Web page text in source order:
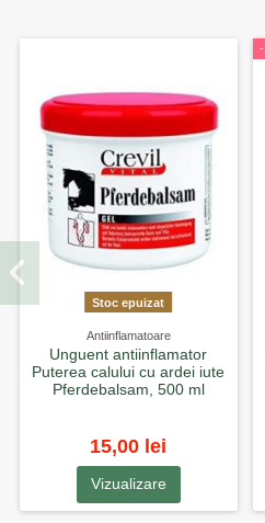
Stoc epuizat
Antiinflamatoare
Unguent antiinflamator
Puterea calului cu ardei iute
Pferdebalsam, 500 ml
15,00 lei
Vizualizare